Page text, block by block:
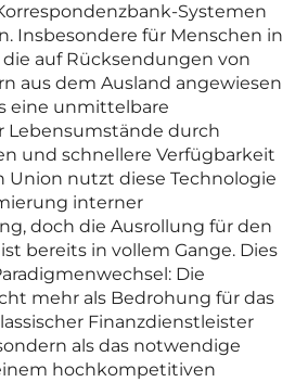
Systemen
Insbesondere für Menschen in
auf Rücksendungen von
aus dem Ausland angewiesen
eine unmittelbare
Lebensumstände durch
und schnellere Verfügbarkeit
Union nutzt diese Technologie
interner
doch die Ausrollung für den
bereits in vollem Gange. Dies
Die
mehr als Bedrohung für das
Finanzdienstleister
als das notwendige
hochkompetitiven